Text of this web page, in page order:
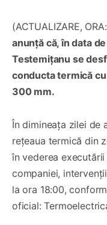
(ACTUALIZARE,
anunță că, în data
Testemițanu se
conducta termică
300 mm.
În dimineața zilei de
rețeaua termică din
în vederea
companiei,
la ora 18:00,
oficial: